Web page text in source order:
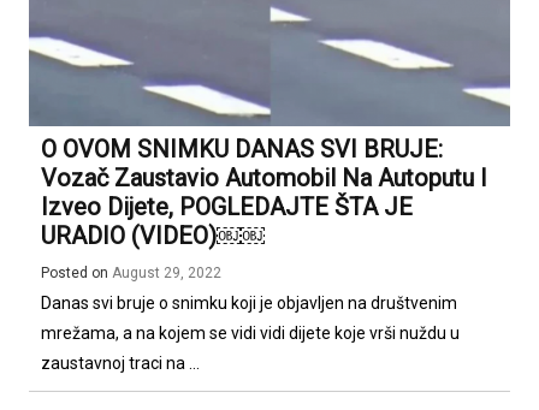
O OVOM SNIMKU DANAS SVI BRUJE:
Vozač Zaustavio Automobil Na Autoputu I
Izveo Dijete, POGLEDAJTE ŠTA JE
URADIO (VIDEO)￼￼
Posted on August 29, 2022
Danas svi bruje o snimku koji je objavljen na društvenim
mrežama, a na kojem se vidi vidi dijete koje vrši nuždu u
zaustavnoj traci na ...